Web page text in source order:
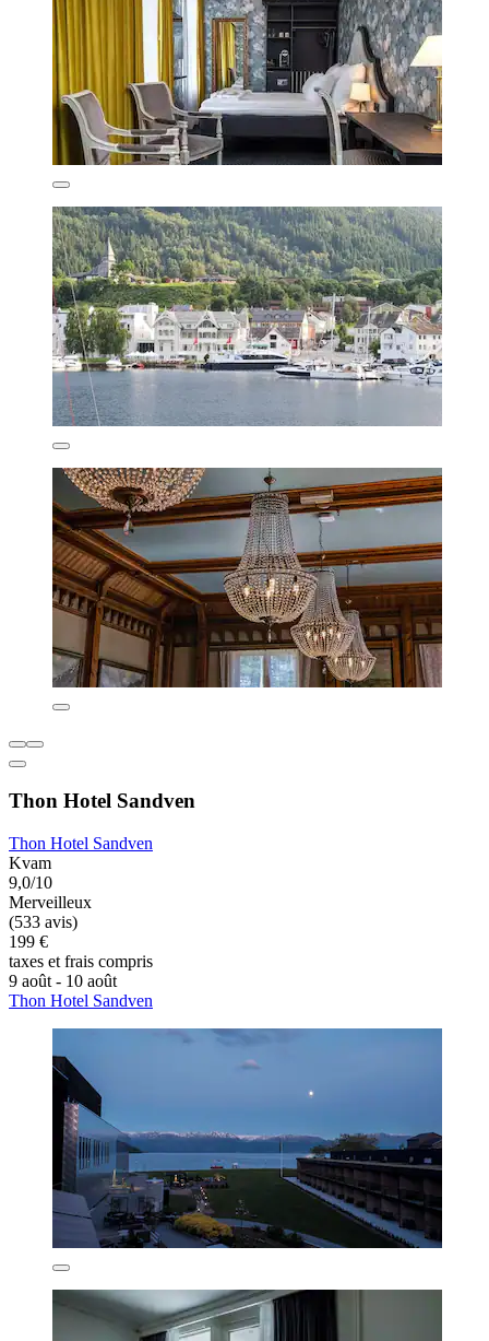
Thon Hotel Sandven
Thon Hotel Sandven
Kvam
9,0/10
Merveilleux
(533 avis)
199 €
taxes et frais compris
9 août - 10 août
Thon Hotel Sandven